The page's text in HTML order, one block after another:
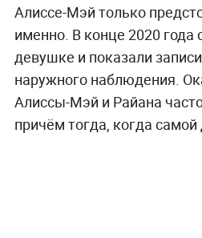
Алиссе-Мэй только
именно. В конце 2020 года
девушке и показали
наружного наблюдения.
Алиссы-Мэй и Райана
причём тогда, когда